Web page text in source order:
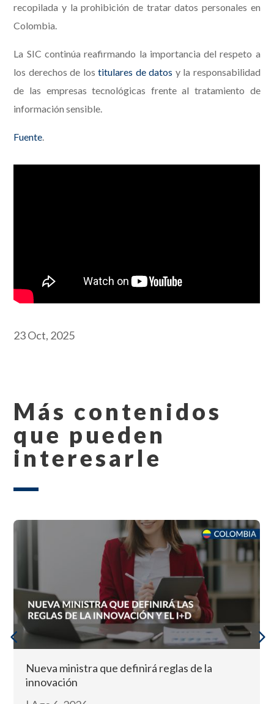
recopilada y la prohibición de tratar datos personales en
Colombia.
La SIC continúa reafirmando la importancia del respeto a
los derechos de lostitulares de datos y la responsabilidad
de las empresas tecnológicas frente al tratamiento de
información sensible.
Fuente
23 Oct, 2025
Más contenidos
que pueden
interesarle
Nueva ministra que definirá reglas de la
innovación